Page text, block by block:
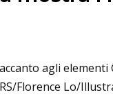
agli
Florence Lo/